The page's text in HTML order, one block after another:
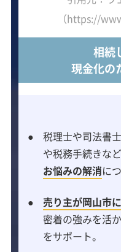
（https://
相続
現金化の
税理士や司法書
や税務手続きな
お悩みの解消に
売り主が岡山市
密着の強みを活
をサポート。